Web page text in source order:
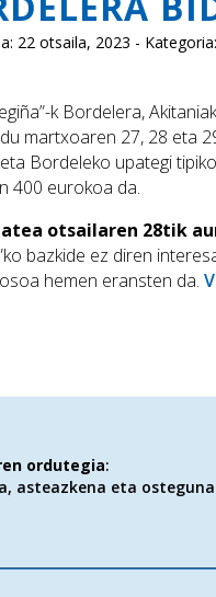
22 otsaila, 2023 - Kategoria:
k Bordelera,
martxoaren 27, 28 eta
Bordeleko upategi
400 eurokoa da.
otsailaren 28tik
bazkide ez diren
hemen eransten da.
ordutegia:
asteazkena eta